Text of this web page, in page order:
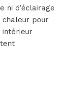
ni d’éclairage
chaleur pour
intérieur